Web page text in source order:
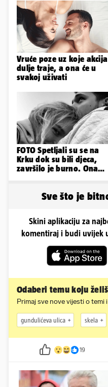
Vruće poze uz koje akcija
dulje traje, a ona će u
svakoj uživati
FOTO Spetljali su se na
Krku dok su bili djeca,
završilo je burno. Ona
Sve što je
Skini aplikaciju za
komentiraj i budi uvijek
Odaberi temu koju
Primaj sve nove vijesti o temi
gundulićeva ulica skela
19